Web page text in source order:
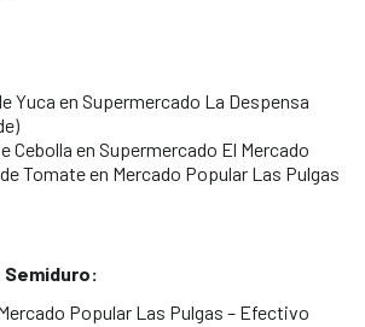
Yuca en Supermercado La Despensa
Cebolla en Supermercado El Mercado
Tomate en Mercado Popular Las Pulgas
Semiduro:
Popular Las Pulgas – Efectivo